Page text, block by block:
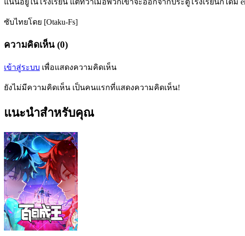
แน่นอยู่ในโรงเรียน แต่ทว่าเมื่อพวกเขาจะออกจากประตูโรงเรียนก็ได้มี
ซับไทยโดย [Otaku-Fs]
ความคิดเห็น (0)
เข้าสู่ระบบ เพื่อแสดงความคิดเห็น
ยังไม่มีความคิดเห็น เป็นคนแรกที่แสดงความคิดเห็น!
แนะนำสำหรับคุณ